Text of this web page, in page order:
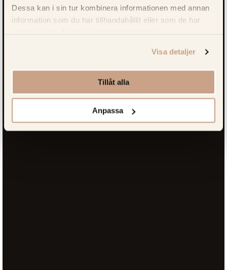
Dessa kan i sin tur kombinera informationen med annan
information som du har tillhandahållit eller som de har
Visa detaljer
Tillåt alla
Anpassa